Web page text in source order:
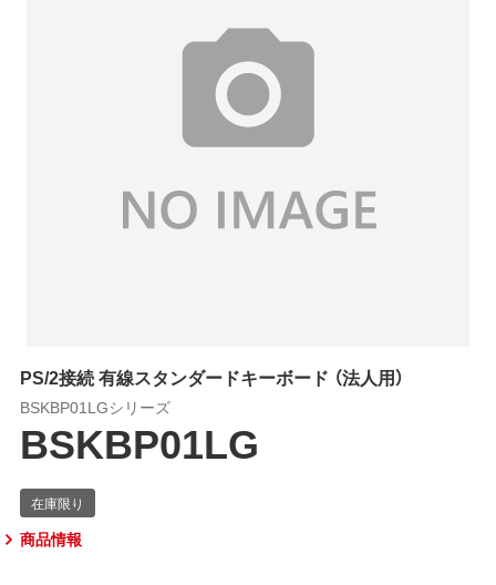
PS/2接続 有線スタンダードキーボード （法人用）
BSKBP01LGシリーズ
BSKBP01LG
商品情報